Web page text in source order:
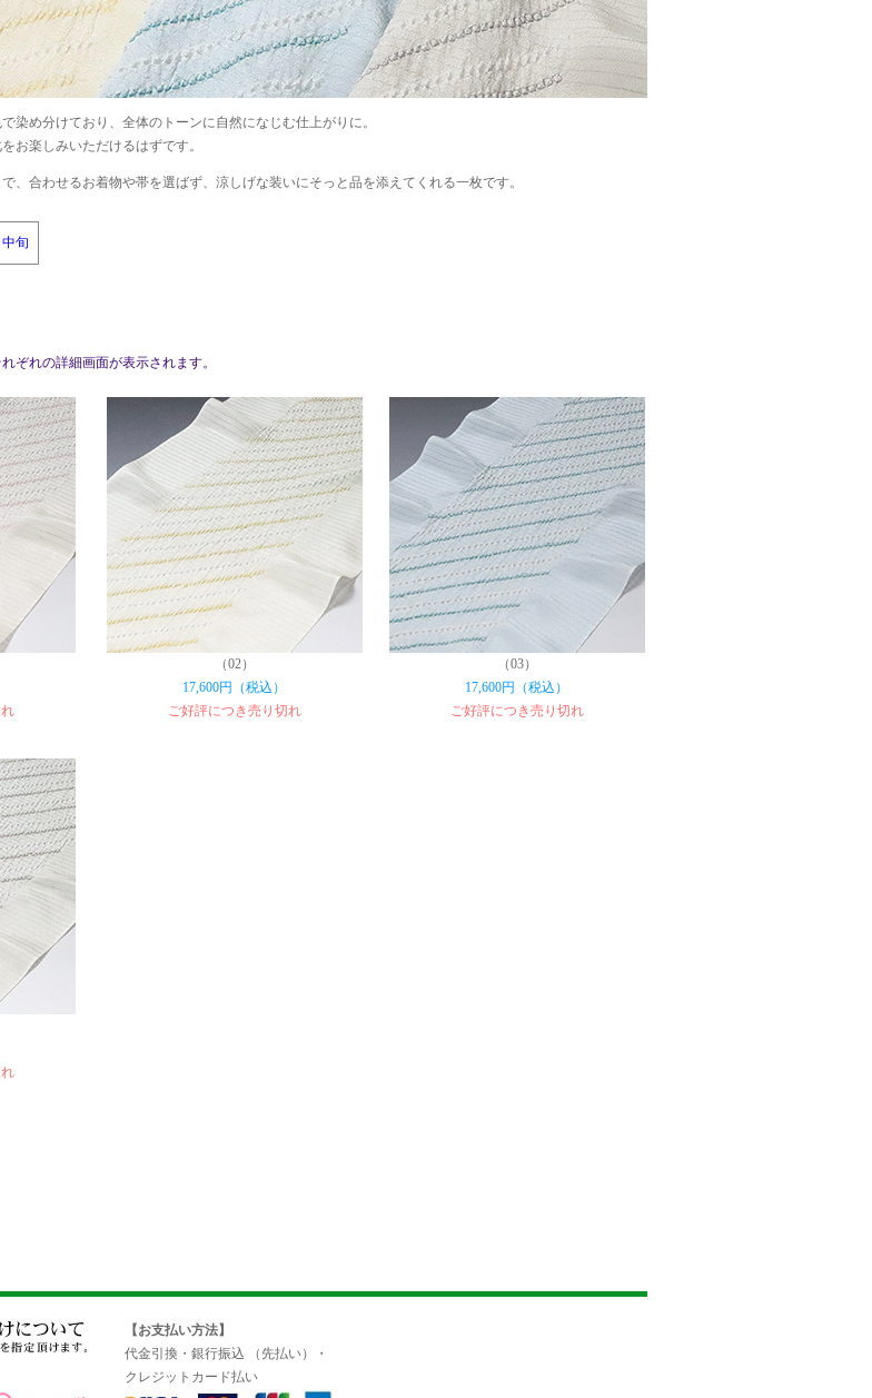
染め分けており、全体のトーンに自然になじむ仕上がりに。
お楽しみいただけるはずです。
、合わせるお着物や帯を選ばず、涼しげな装いにそっと品を添えてくれる一枚です。
旬
ぞれの詳細画面が表示されます。
（02）
17,600円（税込）
ご好評につき売り切れ
（03）
17,600円（税込）
ご好評につき売り切れ
【お支払い方法】
代金引換・銀行振込 （先払い）・
クレジットカード払い